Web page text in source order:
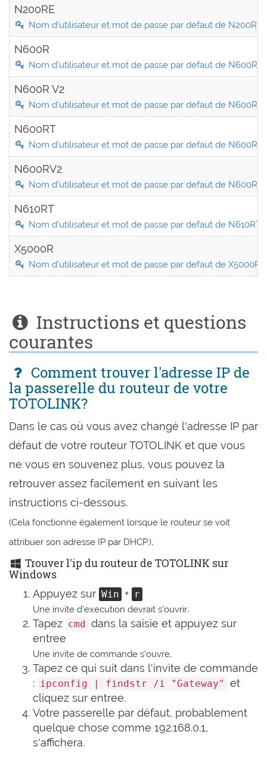
N200RE
Nom d'utilisateur et mot de passe par defaut de N200RE
N600R
Nom d'utilisateur et mot de passe par defaut de N600R
N600R V2
Nom d'utilisateur et mot de passe par defaut de N600R
N600RT
Nom d'utilisateur et mot de passe par defaut de N600RT
N600RV2
Nom d'utilisateur et mot de passe par defaut de
N610RT
Nom d'utilisateur et mot de passe par defaut de N610RT
X5000R
Nom d'utilisateur et mot de passe par defaut de X5000R
Instructions et questions
courantes
Comment trouver l'adresse IP de
la passerelle du routeur de votre
TOTOLINK?
Dans le cas où vous avez changé l'adresse IP par
défaut de votre routeur TOTOLINK et que vous
ne vous en souvenez plus, vous pouvez la
retrouver assez facilement en suivant les
instructions ci-dessous.
(Cela fonctionne également lorsque le routeur se voit
attribuer son adresse IP par DHCP.).
Trouver l'ip du routeur de TOTOLINK sur
Windows
Appuyez sur Win + r
Une invite d'execution devrait s'ouvrir.
Tapez cmd
dans la saisie et appuyez sur
entree
Une invite de commande s'ouvre.
Tapez ce qui suit dans l'invite de commande
: ipconfig | findstr /i "Gateway"
et
cliquez sur entree.
Votre passerelle par défaut, probablement
quelque chose comme 192.168.0.1,
s'affichera.